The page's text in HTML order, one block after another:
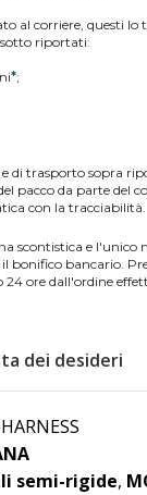
al corriere, questi lo
riportati:
*;
di trasporto sopra
pacco da parte del
con la tracciabilità.
scontistica e l'unico
bonifico bancario.
ore dall'ordine
dei desideri
semi-rigide,